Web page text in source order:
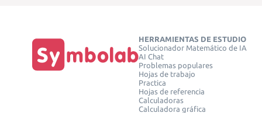
HERRAMIENTAS DE ESTUDIO
Solucionador Matemático de IA
AI Chat
Problemas populares
Hojas de trabajo
Practica
Hojas de referencia
Calculadoras
Calculadora gráfica